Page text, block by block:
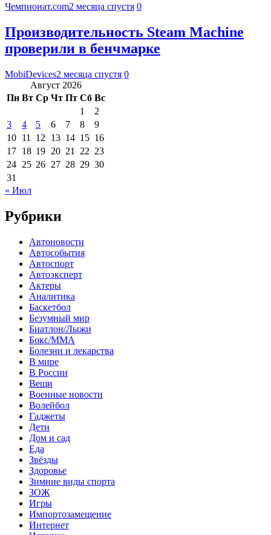
Чемпионат.com2 месяца спустя 0
Производительность Steam Machine
проверили в бенчмарке
MobiDevices2 месяца спустя 0
Август 2026
Пн Вт Ср Чт Пт Сб Вс
1
2
3
4 5 6 7 8
9
10 11 12 13 14 15 16
17 18 19 20 21 22 23
24 25 26 27 28 29 30
31
« Июл
Рубрики
Автоновости
Автособытия
Автоспорт
Автоэксперт
Актеры
Аналитика
Баскетбол
Безумный мир
Биатлон/Лыжи
Бокс/MMA
Болезни и лекарства
В мире
В России
Вещи
Военные новости
Волейбол
Гаджеты
Дети
Дом и сад
Еда
Звёзды
Здоровье
Зимние виды спорта
ЗОЖ
Игры
Импортозамещение
Интернет